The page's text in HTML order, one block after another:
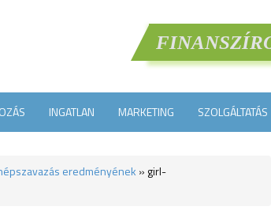
INGATLAN MARKETING SZOLGÁLTATÁS
eredményének » girl-